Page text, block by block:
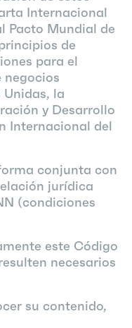
Internacional
Pacto Mundial de
de
para el
la
y Desarrollo
Internacional del
conjunta con
jurídica
(condiciones
este Código
necesarios
su contenido,